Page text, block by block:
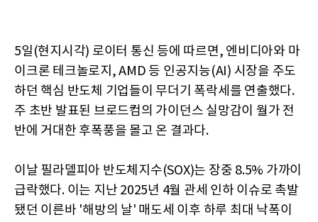
5일(현지시각) 로이터 통신 등에 따르면, 엔비디아와 마
이크론 테크놀로지, AMD 등 인공지능(AI) 시장을 주도
하던 핵심 반도체 기업들이 무더기 폭락세를 연출했다.
주 초반 발표된 브로드컴의 가이던스 실망감이 월가 전
반에 거대한 후폭풍을 몰고 온 결과다.
이날 필라델피아 반도체지수(SOX)는 장중 8.5% 가까이
급락했다. 이는 지난 2025년 4월 관세 인하 이슈로 촉발
됐던 이른바 '해방의 날' 매도세 이후 하루 최대 낙폭이